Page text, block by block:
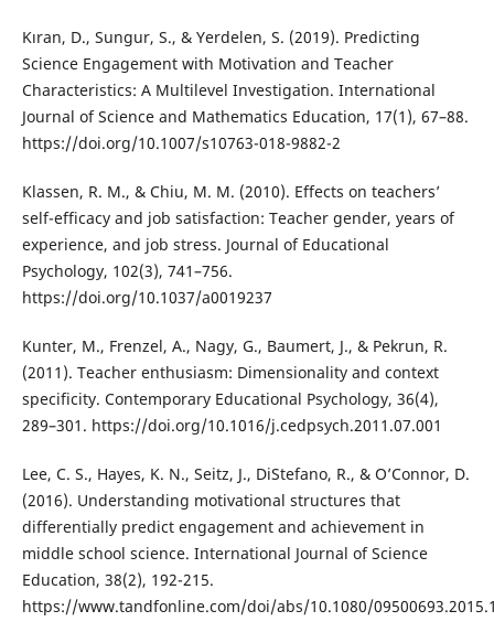
Kıran, D., Sungur, S., & Yerdelen, S. (2019). Predicting
Science Engagement with Motivation and Teacher
Characteristics: A Multilevel Investigation. International
Journal of Science and Mathematics Education, 17(1), 67–88.
https://doi.org/10.1007/s10763-018-9882-2
Klassen, R. M., & Chiu, M. M. (2010). Effects on teachers’
self-efficacy and job satisfaction: Teacher gender, years of
experience, and job stress. Journal of Educational
Psychology, 102(3), 741–756.
https://doi.org/10.1037/a0019237
Kunter, M., Frenzel, A., Nagy, G., Baumert, J., & Pekrun, R.
(2011). Teacher enthusiasm: Dimensionality and context
specificity. Contemporary Educational Psychology, 36(4),
289–301. https://doi.org/10.1016/j.cedpsych.2011.07.001
Lee, C. S., Hayes, K. N., Seitz, J., DiStefano, R., & O’Connor, D.
(2016). Understanding motivational structures that
differentially predict engagement and achievement in
middle school science. International Journal of Science
Education, 38(2), 192-215.
https://www.tandfonline.com/doi/abs/10.1080/